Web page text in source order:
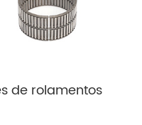
de rolamentos